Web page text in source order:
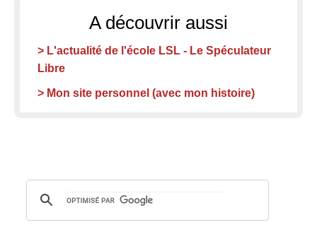
A découvrir aussi
> L'actualité de l'école LSL - Le Spéculateur
Libre
> Mon site personnel (avec mon histoire)